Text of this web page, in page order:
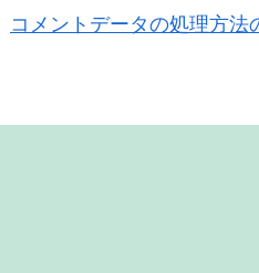
コメントデータの処理方法